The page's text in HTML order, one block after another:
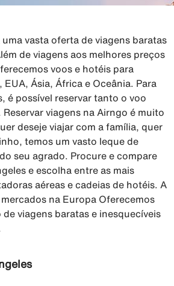
vasta oferta de viagens baratas
de viagens aos melhores preços
voos e hotéis para
Ásia, África e Oceânia. Para
é possível reservar tanto o voo
viagens na Airngo é muito
deseje viajar com a família, quer
temos um vasto leque de
seu agrado. Procure e compare
e escolha entre as mais
aéreas e cadeias de hotéis. A
na Europa Oferecemos
viagens baratas e inesquecíveis